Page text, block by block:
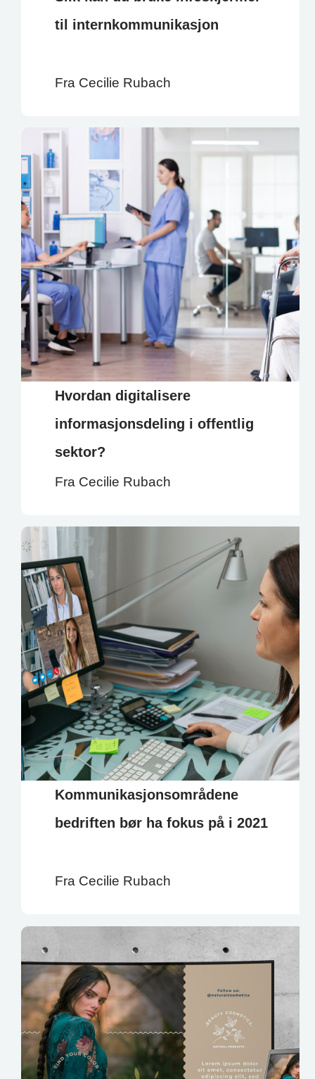
til internkommunikasjon
Fra Cecilie Rubach
Hvordan digitalisere
informasjonsdeling i offentlig
sektor?
Fra Cecilie Rubach
Kommunikasjonsområdene
bedriften bør ha fokus på i 2021
Fra Cecilie Rubach